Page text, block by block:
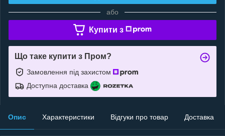
або
Купити з
Що таке купити з Пром?
Замовлення під захистом
Доступна доставка
Опис Характеристики Відгуки про товар Доставка